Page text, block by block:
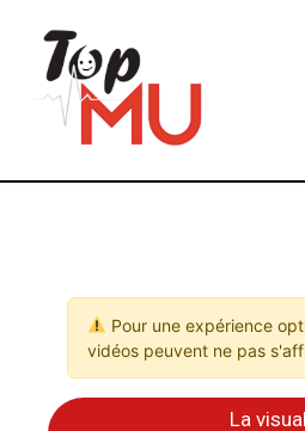
Pour une expérience
vidéos peuvent ne pas
La